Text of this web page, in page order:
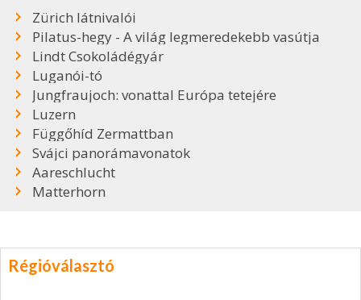
Zürich látnivalói
Pilatus-hegy - A világ legmeredekebb vasútja
Lindt Csokoládégyár
Luganói-tó
Jungfraujoch: vonattal Európa tetejére
Luzern
Függőhíd Zermattban
Svájci panorámavonatok
Aareschlucht
Matterhorn
Régióválasztó